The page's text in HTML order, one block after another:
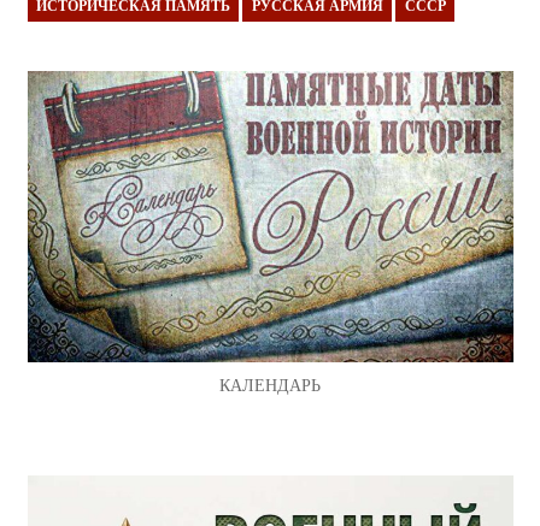
ИСТОРИЧЕСКАЯ ПАМЯТЬ РУССКАЯ АРМИЯ СССР
КАЛЕНДАРЬ